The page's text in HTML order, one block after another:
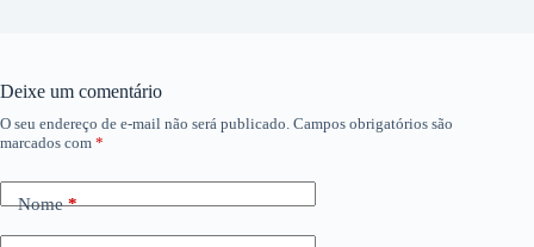
Deixe um comentário
O seu endereço de e-mail não será publicado. Campos obrigatórios são
marcados com *
Nome*